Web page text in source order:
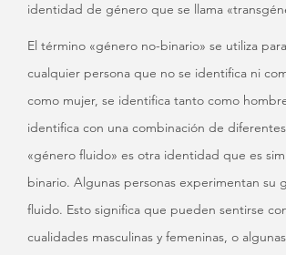
identidad de género que se llama
El término «género no-binario» se utiliza
cualquier persona que no se identifica ni
como mujer, se identifica tanto como
identifica con una combinación de
«género fluido» es otra identidad que es
binario. Algunas personas experimentan su
fluido. Esto significa que pueden sentirse
cualidades masculinas y femeninas, o